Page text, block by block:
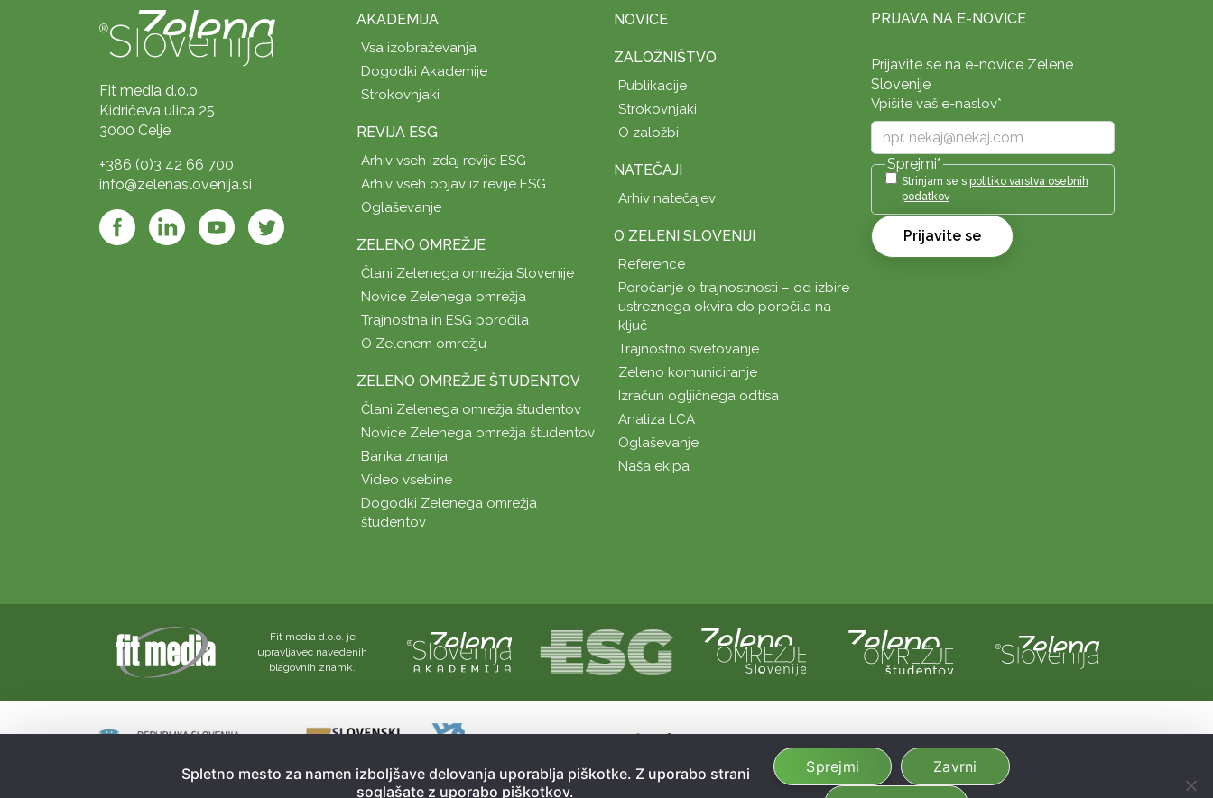
Fit media d.o.o.
Kidričeva ulica 25
3000 Celje
+386 (0)3 42 66 700
info@zelenaslovenija.si
AKADEMIJA
Vsa izobraževanja
Dogodki Akademije
Strokovnjaki
REVIJA ESG
Arhiv vseh izdaj revije ESG
Arhiv vseh objav iz revije ESG
Oglaševanje
ZELENO OMREŽJE
Člani Zelenega omrežja Slovenije
Novice Zelenega omrežja
Trajnostna in ESG poročila
O Zelenem omrežju
ZELENO OMREŽJE ŠTUDENTOV
Člani Zelenega omrežja študentov
Novice Zelenega omrežja študentov
Banka znanja
Video vsebine
Dogodki Zelenega omrežja
študentov
NOVICE
ZALOŽNIŠTVO
Publikacije
Strokovnjaki
O založbi
NATEČAJI
Arhiv natečajev
O ZELENI SLOVENIJI
Reference
Poročanje o trajnostnosti – od izbire
ustreznega okvira do poročila na
ključ
Trajnostno svetovanje
Zeleno komuniciranje
Izračun ogljičnega odtisa
Analiza LCA
Oglaševanje
Naša ekipa
PRIJAVA NA E-NOVICE
Prijavite se na e-novice Zelene
Slovenije
Vpišite vaš e-naslov*
Sprejmi*
Strinjam se s politiko varstva osebnih
podatkov
Prijavite se
Fit media d.o.o. je
upravljavec navedenih
blagovnih znamk.
Naložbo sofinancirata Republika Slovenija in Evropska unija iz evropskega sklada za regionalni razvoj.
Sofinanciranje spletne strani je bilo pridobljeno preko Vavčerja za digitalni marketing.
Spletno mesto za namen izboljšave delovanja uporablja piškotke. Z uporabo strani
soglašate z uporabo piškotkov.
Sprejmi Zavrni